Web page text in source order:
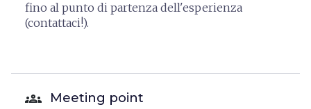
fino al punto di partenza dell'esperienza
(contattaci!).
groups Meeting point